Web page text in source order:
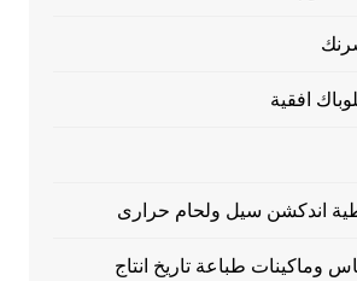
افقية
اندكشن سيل ولحام حرارى
وماكينات طباعة تاريخ انتاج